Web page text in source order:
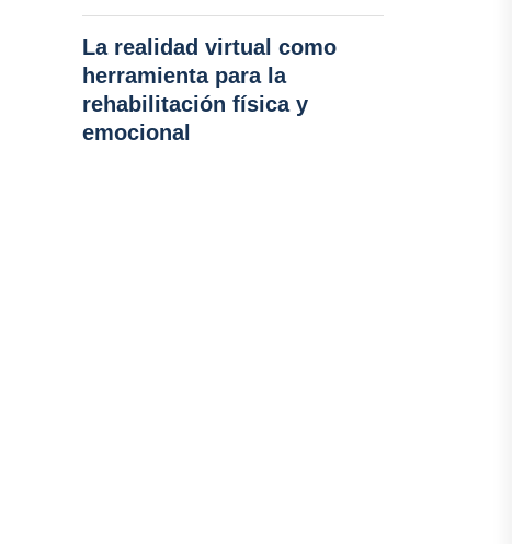
La realidad virtual como
herramienta para la
rehabilitación física y
emocional